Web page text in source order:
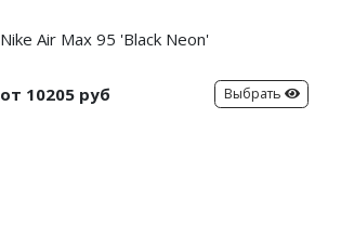
Nike Air Max 95 'Black Neon'
от 10205 руб Выбрать